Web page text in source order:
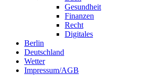
Gesundheit
Finanzen
Recht
Digitales
Berlin
Deutschland
Wetter
Impressum/AGB